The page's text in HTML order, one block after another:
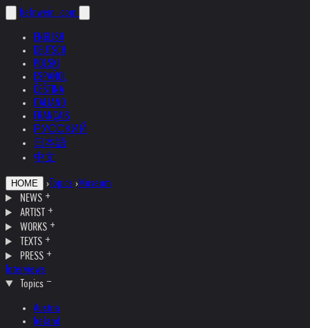
helnwein .com
ENGLISH
DEUTSCH
POLSKI
ESPAÑOL
ČEŠTINA
ITALIANO
FRANÇAIS
РУССКИЙ
日本語
中文
HOME › Topics ›Museum
NEWS
ARTIST
WORKS
TEXTS
PRESS
Interviews
Topics
Austria
Ireland